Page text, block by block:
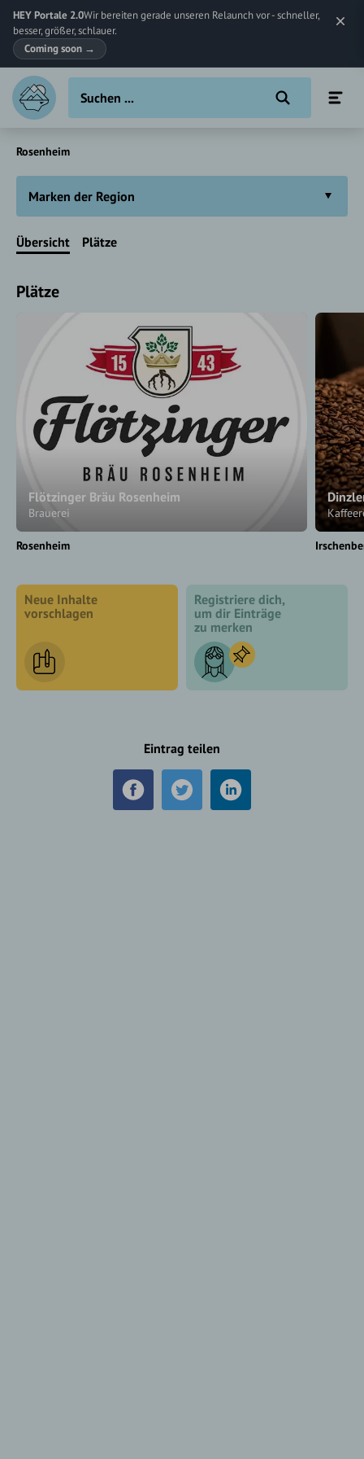
HEY Portale 2.0Wir bereiten gerade unseren Relaunch vor - schneller,
besser, größer, schlauer.
Coming soon →
Rosenheim
Marken der Region
Übersicht Plätze
Plätze
Flötzinger Bräu Rosenheim
Brauerei
Rosenheim
Neue Inhalte
vorschlagen
Registriere dich,
um dir Einträge
zu merken
Eintrag teilen